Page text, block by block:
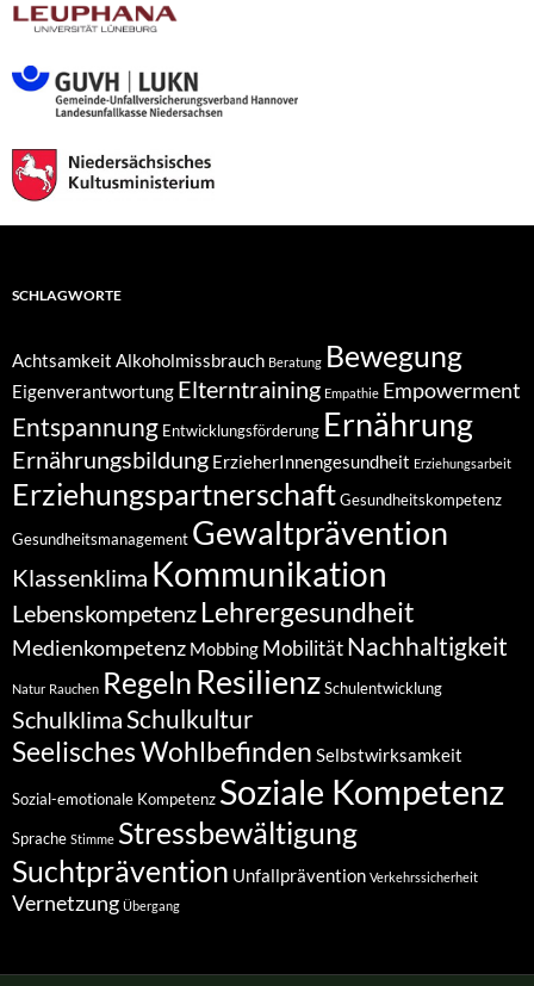
SCHLAGWORTE
Achtsamkeit Alkoholmissbrauch Beratung Bewegung
Eigenverantwortung Elterntraining Empathie Empowerment
Entspannung Entwicklungsförderung Ernährung
Ernährungsbildung ErzieherInnengesundheit Erziehungsarbeit
ErziehungspartnerschaftGesundheitskompetenz
Gesundheitsmanagement Gewaltprävention
Klassenklima Kommunikation
Lebenskompetenz Lehrergesundheit
Medienkompetenz Mobbing MobilitätNachhaltigkeit
Natur Rauchen Regeln ResilienzSchulentwicklung
Schulklima Schulkultur
Seelisches Wohlbefinden Selbstwirksamkeit
Sozial-emotionale Kompetenz Soziale Kompetenz
Sprache Stimme Stressbewältigung
Suchtprävention Unfallprävention Verkehrssicherheit
Vernetzung Übergang